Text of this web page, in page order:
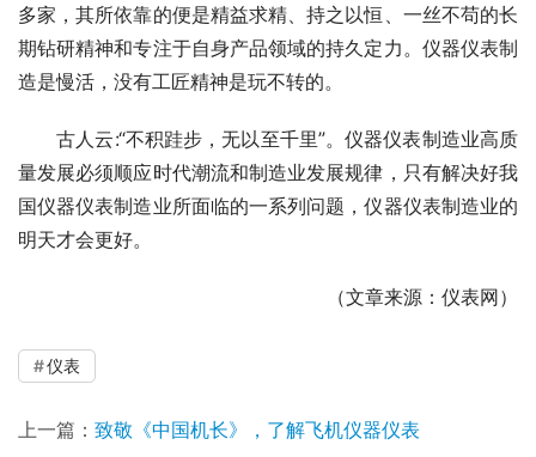
多家，其所依靠的便是精益求精、持之以恒、一丝不苟的长
期钻研精神和专注于自身产品领域的持久定力。仪器仪表制
造是慢活，没有工匠精神是玩不转的。
古人云:“不积跬步，无以至千里”。仪器仪表制造业高质
量发展必须顺应时代潮流和制造业发展规律，只有解决好我
国仪器仪表制造业所面临的一系列问题，仪器仪表制造业的
明天才会更好。
（文章来源：仪表网）
仪表
上一篇： 致敬《中国机长》，了解飞机仪器仪表